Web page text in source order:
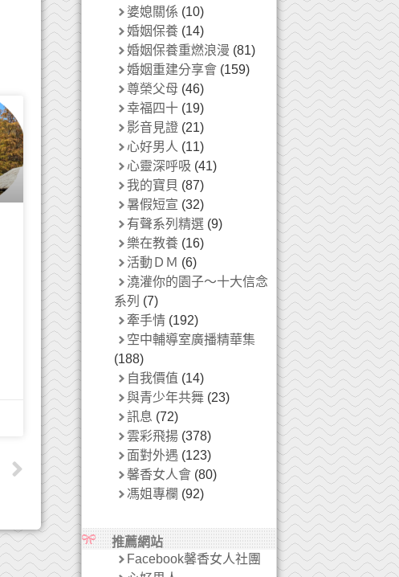
婆媳關係 (10)
婚姻保養(14)
婚姻保養重燃浪漫 (81)
婚姻重建分享會(159)
尊榮父母 (46)
幸福四十(19)
影音見證(21)
心好男人 (11)
心靈深呼吸 (41)
我的寶貝 (87)
暑假短宣 (32)
有聲系列精選(9)
樂在教養(16)
活動ＤＭ (6)
澆灌你的園子～十大信念
系列 (7)
牽手情(192)
空中輔導室廣播精華集
(188)
自我價值 (14)
與青少年共舞(23)
訊息 (72)
雲彩飛揚(378)
面對外遇 (123)
馨香女人會(80)
馮姐專欄 (92)
推薦網站
Facebook馨香女人社團